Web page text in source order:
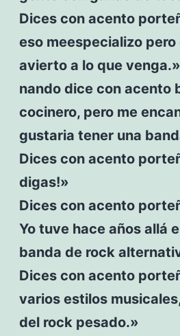
Dices con acento
eso meespecializo
avierto a lo que venga.»
nando dice con acento
cocinero, pero me
gustaria tener una
Dices con acento
digas!»
Dices con acento
Yo tuve hace años allá
banda de rock
Dices con acento
varios estilos
del rock pesado.»